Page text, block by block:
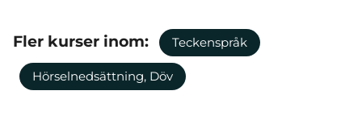
Fler kurser inom: Teckenspråk
Hörselnedsättning, Döv